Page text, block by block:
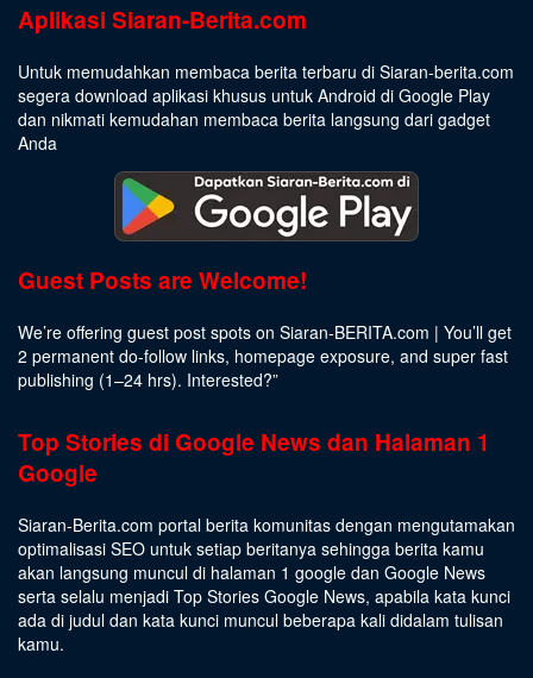
Aplikasi Siaran-Berita.com
Untuk memudahkan membaca berita terbaru di Siaran-berita.com
segera download aplikasi khusus untuk Android di Google Play
dan nikmati kemudahan membaca berita langsung dari gadget
Anda
Guest Posts are Welcome!
We’re offering guest post spots on Siaran-BERITA.com | You’ll get
2 permanent do-follow links, homepage exposure, and super fast
publishing (1–24 hrs). Interested?”
Top Stories di Google News dan Halaman 1
Google
Siaran-Berita.com portal berita komunitas dengan mengutamakan
optimalisasi SEO untuk setiap beritanya sehingga berita kamu
akan langsung muncul di halaman 1 google dan Google News
serta selalu menjadi Top Stories Google News, apabila kata kunci
ada di judul dan kata kunci muncul beberapa kali didalam tulisan
kamu.